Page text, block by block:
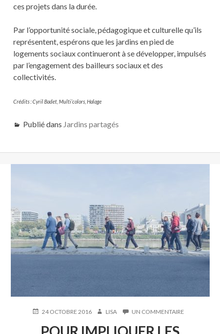
ces projets dans la durée.
Par l’opportunité sociale, pédagogique et culturelle qu’ils
représentent, espérons que les jardins en pied de
logements sociaux continueront à se développer, impulsés
par l’engagement des bailleurs sociaux et des
collectivités.
Crédits : Cyril Badet, Multi’colors, Halage
Publié dans Jardins partagés
PUBLIÉ24 OCTOBRE 2016 AUTEUR
LISA UN COMMENTAIRE